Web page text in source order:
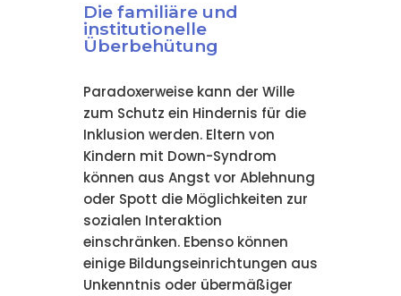
Die familiäre und
institutionelle
Überbehütung
Paradoxerweise kann der Wille
zum Schutz ein Hindernis für die
Inklusion werden. Eltern von
Kindern mit Down-Syndrom
können aus Angst vor Ablehnung
oder Spott die Möglichkeiten zur
sozialen Interaktion
einschränken. Ebenso können
einige Bildungseinrichtungen aus
Unkenntnis oder übermäßiger